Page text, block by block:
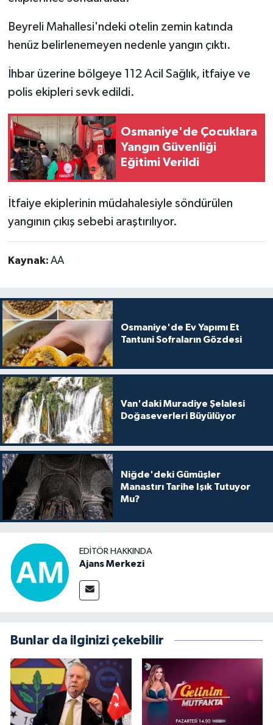
Beyreli Mahallesi'ndeki otelin zemin katında
henüz belirlenemeyen nedenle yangın çıktı.
İhbar üzerine bölgeye 112 Acil Sağlık, itfaiye ve
polis ekipleri sevk edildi.
Osmaniye'de Çocuklara
Yangın Güvenliği
Eğitimi Verildi
İtfaiye ekiplerinin müdahalesiyle söndürülen
yangının çıkış sebebi araştırılıyor.
Kaynak: AA
Osmaniye'de Ev Yapımı Et
Tantuni Sofraların Gözdesi
Van'daki Muradiye Şelalesi
Doğaseverleri Büyülüyor
Niğde'deki Gümüşler
Manastırı Tarihe Işık Tutuyor
Mu?
EDITÖR HAKKINDA
Ajans Merkezi
Bunlar da ilginizi çekebilir